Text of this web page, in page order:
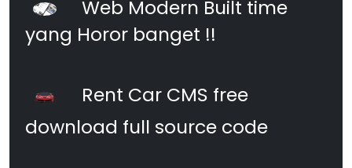
Web Modern Built time
yang Horor banget !!
Rent Car CMS free
download full source code